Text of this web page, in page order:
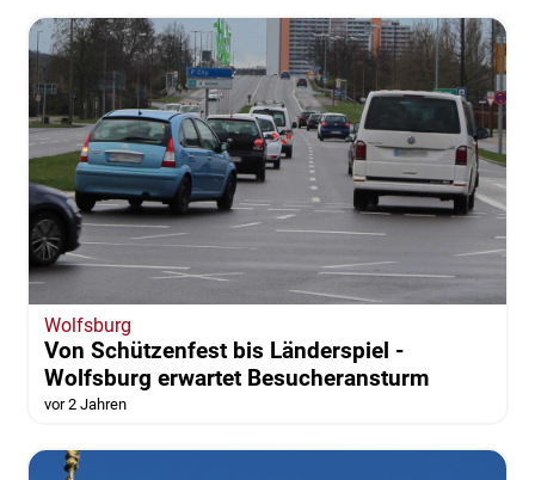
Wolfsburg
Von Schützenfest bis Länderspiel -
Wolfsburg erwartet Besucheransturm
vor 2 Jahren